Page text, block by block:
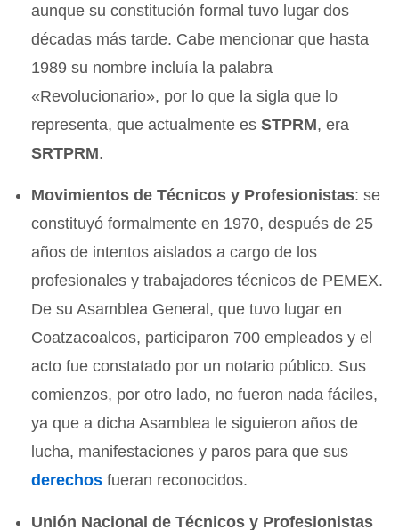
aunque su constitución formal tuvo lugar dos
décadas más tarde. Cabe mencionar que hasta
1989 su nombre incluía la palabra
«Revolucionario», por lo que la sigla que lo
representa, que actualmente esSTPRM, era
SRTPRM.
Movimientos de Técnicos y Profesionistas: se
constituyó formalmente en 1970, después de 25
años de intentos aislados a cargo de los
profesionales y trabajadores técnicos de PEMEX.
De su Asamblea General, que tuvo lugar en
Coatzacoalcos, participaron 700 empleados y el
acto fue constatado por un notario público. Sus
comienzos, por otro lado, no fueron nada fáciles,
ya que a dicha Asamblea le siguieron años de
lucha, manifestaciones y paros para que sus
derechos fueran reconocidos.
Unión Nacional de Técnicos y Profesionistas